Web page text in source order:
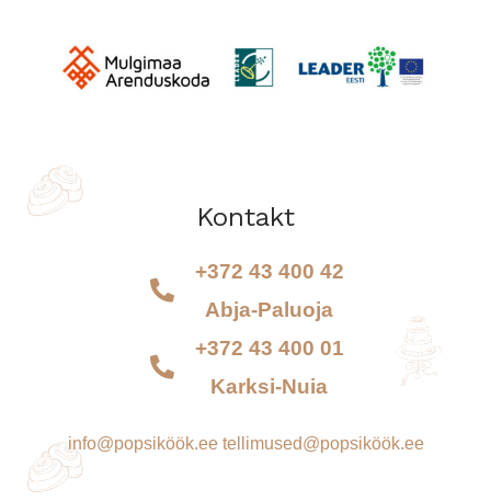
Kontakt
+372 43 400 42
Abja-Paluoja
+372 43 400 01
Karksi-Nuia
info@popsiköök.ee tellimused@popsiköök.ee